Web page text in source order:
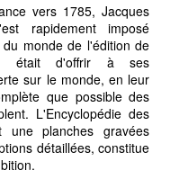
vers 1785, Jacques
rapidement imposé
monde de l'édition de
était d'offrir à ses
sur le monde, en leur
que possible des
L'Encyclopédie des
planches gravées
détaillées, constitue